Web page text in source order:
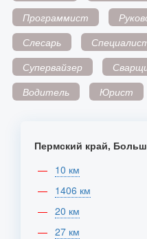
Программист
Слесарь
Супервайзер
Водитель
Юрист
Пермский край,
10 км
1406 км
20 км
27 км